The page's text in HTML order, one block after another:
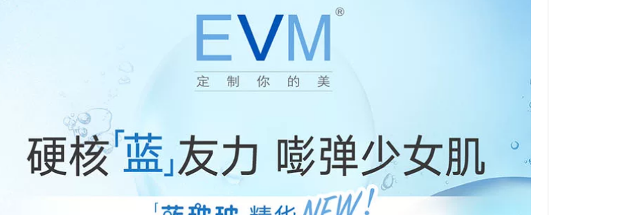
Lvyang Tender Pore
Thu nhỏ lỗ chân
lông Làm sạch sâu
Sản phẩm chăm sóc
da dành cho nam
PMPM (Khuyên
dùng) Tinh dầu trà
đen Hoa hồng
Dưỡng da Tinh chất
dưỡng da mặt
luxury gold 24k
560,000
Qiran Chai màu
hồng Cao nguyên
Tăng cường Sửa
chữa Chống lão hóa